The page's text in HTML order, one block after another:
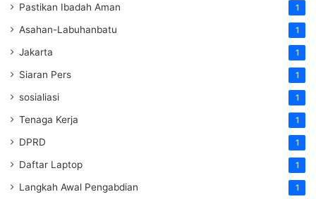
Pastikan Ibadah Aman 1
Asahan-Labuhanbatu 1
Jakarta 1
Siaran Pers 1
sosialiasi 1
Tenaga Kerja 1
DPRD 1
Daftar Laptop 1
Langkah Awal Pengabdian 1